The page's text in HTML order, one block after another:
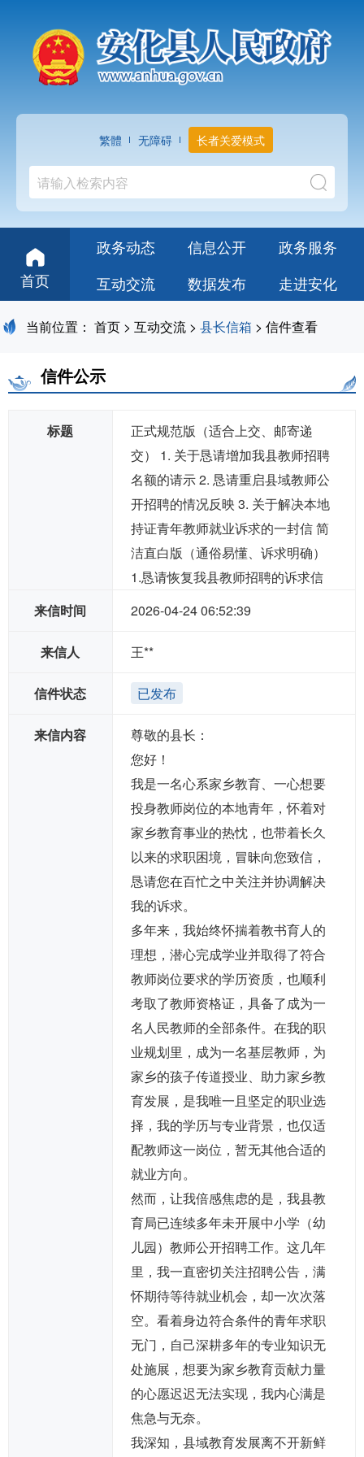
繁體 无障碍 长者关爱模式
首页
政务动态 信息公开
政务服务
互动交流
数据发布 走进安化
当前位置： 首页 > 互动交流 > 县长信箱 > 信件查看
信件公示
标题
正式规范版（适合上交、邮寄递
交） 1. 关于恳请增加我县教师招聘
名额的请示 2. 恳请重启县域教师公
开招聘的情况反映 3. 关于解决本地
持证青年教师就业诉求的一封信 简
洁直白版（通俗易懂、诉求明确）
1.恳请恢复我县教师招聘的诉求信
来信时间
2026-04-24 06:52:39
来信人 王**
信件状态 已发布
来信内容
尊敬的县长：
您好！
我是一名心系家乡教育、一心想要
投身教师岗位的本地青年，怀着对
家乡教育事业的热忱，也带着长久
以来的求职困境，冒昧向您致信，
恳请您在百忙之中关注并协调解决
我的诉求。
多年来，我始终怀揣着教书育人的
理想，潜心完成学业并取得了符合
教师岗位要求的学历资质，也顺利
考取了教师资格证，具备了成为一
名人民教师的全部条件。在我的职
业规划里，成为一名基层教师，为
家乡的孩子传道授业、助力家乡教
育发展，是我唯一且坚定的职业选
择，我的学历与专业背景，也仅适
配教师这一岗位，暂无其他合适的
就业方向。
然而，让我倍感焦虑的是，我县教
育局已连续多年未开展中小学（幼
儿园）教师公开招聘工作。这几年
里，我一直密切关注招聘公告，满
怀期待等待就业机会，却一次次落
空。看着身边符合条件的青年求职
无门，自己深耕多年的专业知识无
处施展，想要为家乡教育贡献力量
的心愿迟迟无法实现，我内心满是
焦急与无奈。
我深知，县域教育发展离不开新鲜